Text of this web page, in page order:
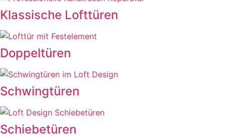
Klassische Lofttüren
Doppeltüren
Schwingtüren
Schiebetüren